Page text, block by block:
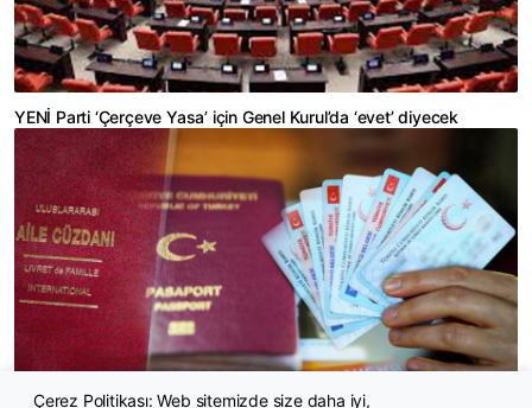
YENİ Parti ‘Çerçeve Yasa’ için Genel Kurul’da ‘evet’ diyecek
Çerez Politikası: Web sitemizde size daha iyi,